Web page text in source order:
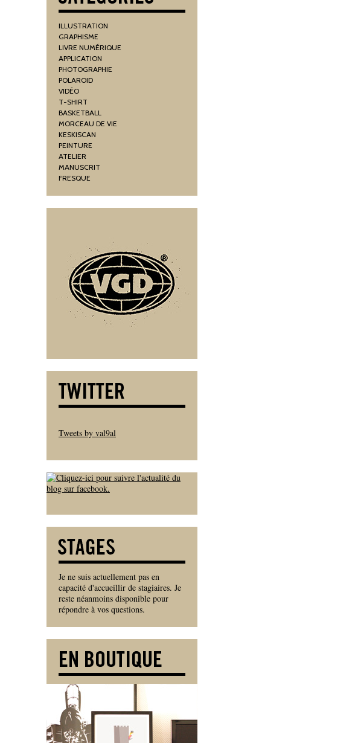
ILLUSTRATION
GRAPHISME
LIVRE NUMÉRIQUE
APPLICATION
PHOTOGRAPHIE
POLAROID
VIDÉO
T-SHIRT
BASKETBALL
MORCEAU DE VIE
KESKISCAN
PEINTURE
ATELIER
MANUSCRIT
FRESQUE
Tweets by val9al
Je ne suis actuellement pas en
capacité d'accueillir de stagiaires. Je
reste néanmoins disponible pour
répondre à vos questions.